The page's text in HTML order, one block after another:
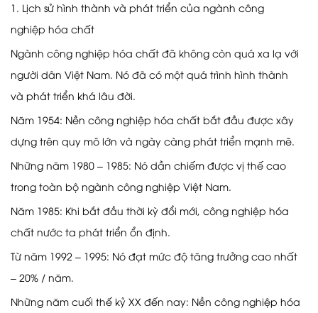
1. Lịch sử hình thành và phát triển của ngành công
nghiệp hóa chất
Ngành công nghiệp hóa chất đã không còn quá xa lạ với
người dân Việt Nam. Nó đã có một quá trình hình thành
và phát triển khá lâu đời.
Năm 1954: Nền công nghiệp hóa chất bắt đầu được xây
dựng trên quy mô lớn và ngày càng phát triển mạnh mẽ.
Những năm 1980 – 1985: Nó dần chiếm được vị thế cao
trong toàn bộ ngành công nghiệp Việt Nam.
Năm 1985: Khi bắt đầu thời kỳ đổi mới, công nghiệp hóa
chất nước ta phát triển ổn định.
Từ năm 1992 – 1995: Nó đạt mức độ tăng trưởng cao nhất
– 20% / năm.
Những năm cuối thế kỷ XX đến nay: Nền công nghiệp hóa